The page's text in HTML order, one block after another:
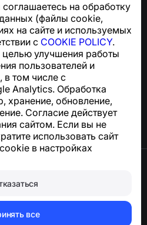
на обработку
(файлы cookie,
на сайте и используемых
с COOKIE POLICY.
улучшения работы
пользователей и
в том числе с
Analytics. Обработка
хранение, обновление,
Согласие действует
сайтом. Если вы не
использовать сайт
в настройках
все
GDPR:
данные